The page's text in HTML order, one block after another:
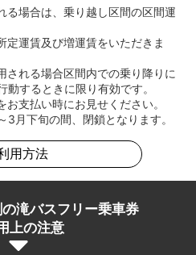
場合は、乗り越し区間の区間運
運賃及び増運賃をいただきま
れる場合区間内での乗り降りに
するときに限り有効です。
支払い時にお見せください。
月下旬の間、閉鎖となります。
用方法
滝バスフリー乗車券
上の注意